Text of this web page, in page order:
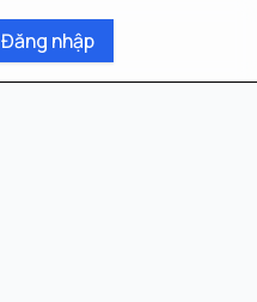
Đăng nhập